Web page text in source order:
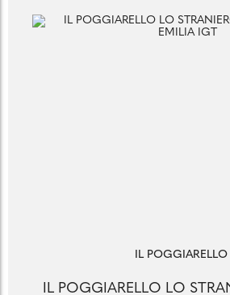
IL POGGIARELLO
IL POGGIARELLO LO